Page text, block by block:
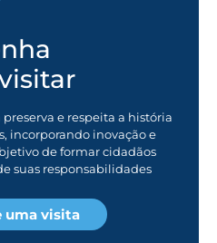
preserva e respeita a história
incorporando inovação e
de formar cidadãos
suas responsabilidades
uma visita